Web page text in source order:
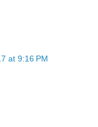
at 9:16 PM